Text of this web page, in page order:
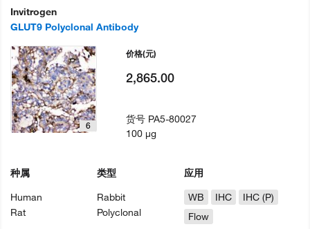
Invitrogen
GLUT9 Polyclonal Antibody
6
种属
Human
Rat
类型
Rabbit
Polyclonal
应用
WB
IHC
IHC (P)
Flow
价格(元)
2,865.00
货号 PA5-80027
100 µg